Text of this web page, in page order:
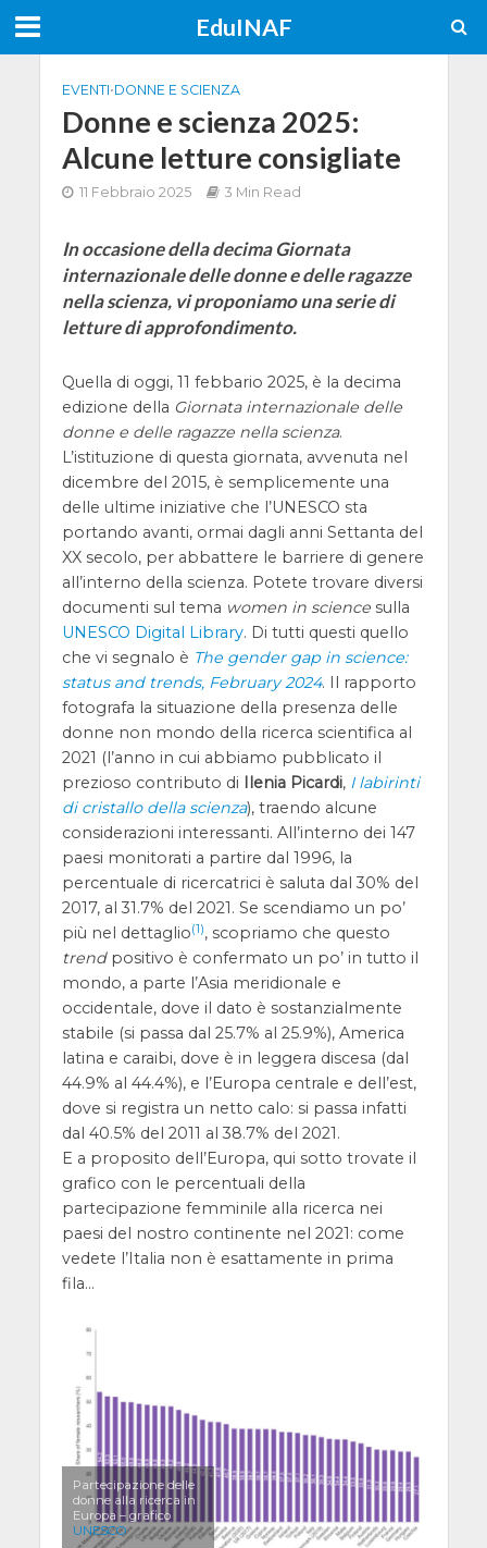
EduINAF
EVENTI•DONNE E SCIENZA
Donne e scienza 2025:
Alcune letture consigliate
11 Febbraio 2025 3 Min Read
In occasione della decima Giornata
internazionale delle donne e delle ragazze
nella scienza, vi proponiamo una serie di
letture di approfondimento.
Quella di oggi, 11 febbario 2025, è la decima
edizione della Giornata internazionale delle
donne e delle ragazze nella scienza.
L’istituzione di questa giornata, avvenuta nel
dicembre del 2015, è semplicemente una
delle ultime iniziative che l’UNESCO sta
portando avanti, ormai dagli anni Settanta del
XX secolo, per abbattere le barriere di genere
all’interno della scienza. Potete trovare diversi
documenti sul tema women in sciencesulla
UNESCO Digital Library. Di tutti questi quello
che vi segnalo è The gender gap in science:
status and trends, February 2024. Il rapporto
fotografa la situazione della presenza delle
donne non mondo della ricerca scientifica al
2021 (l’anno in cui abbiamo pubblicato il
prezioso contributo di Ilenia Picardi, I labirinti
di cristallo della scienza), traendo alcune
considerazioni interessanti. All’interno dei 147
paesi monitorati a partire dal 1996, la
percentuale di ricercatrici è saluta dal 30% del
2017, al 31.7% del 2021. Se scendiamo un po’
più nel dettaglio(1), scopriamo che questo
trendpositivo è confermato un po’ in tutto il
mondo, a parte l’Asia meridionale e
occidentale, dove il dato è sostanzialmente
stabile (si passa dal 25.7% al 25.9%), America
latina e caraibi, dove è in leggera discesa (dal
44.9% al 44.4%), e l’Europa centrale e dell’est,
dove si registra un netto calo: si passa infatti
dal 40.5% del 2011 al 38.7% del 2021.
E a proposito dell’Europa, qui sotto trovate il
grafico con le percentuali della
partecipazione femminile alla ricerca nei
paesi del nostro continente nel 2021: come
vedete l’Italia non è esattamente in prima
fila…
Partecipazione delle
donne alla ricerca in
Europa – grafico
UNESCO